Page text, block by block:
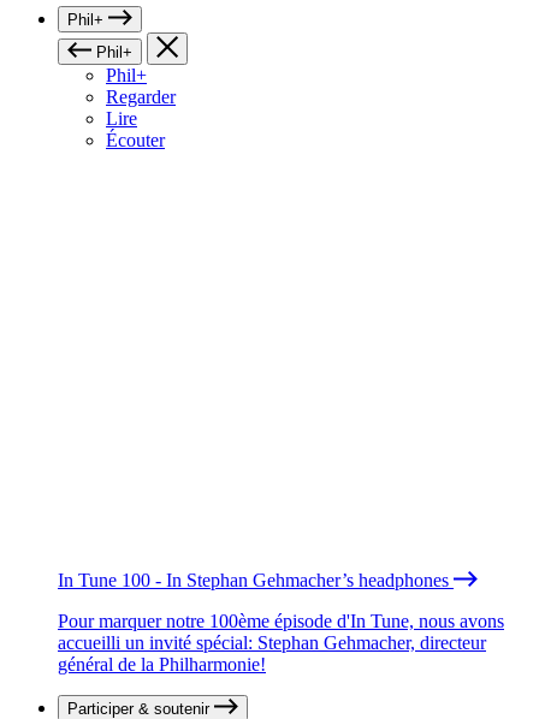
Phil+
Phil+
Phil+
Regarder
Lire
Écouter
In Tune 100 - In Stephan Gehmacher’s headphones
Pour marquer notre 100ème épisode d'In Tune, nous avons
accueilli un invité spécial: Stephan Gehmacher, directeur
général de la Philharmonie!
Participer & soutenir